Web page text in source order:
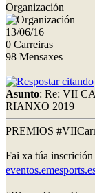
Organización
13/06/16
0 Carreiras
98 Mensaxes
Asunto: Re: VII
RIANXO 2019
PREMIOS
Fai xa túa inscrición